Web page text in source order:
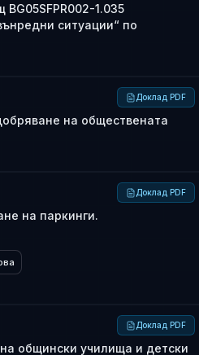
1.035
ситуации“ по
Доклад PDF
на обществената
Доклад PDF
на паркинги.
Доклад PDF
общински училища и детски